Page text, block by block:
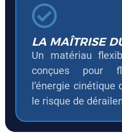
LA MAÎTRISE
Un matériau
conçues pour
l’énergie
le risque de